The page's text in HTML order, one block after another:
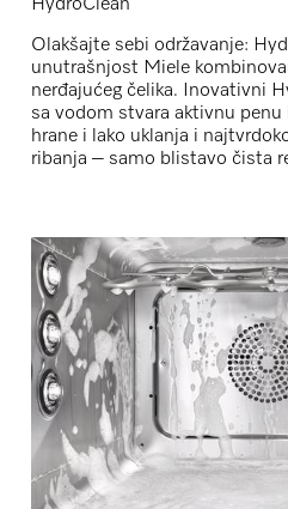
HydroClean
Olakšajte sebi održavanje:
unutrašnjost Miele
nerđajućeg čelika. Inovativni
sa vodom stvara aktivnu
hrane i lako uklanja i
ribanja – samo blistavo čista